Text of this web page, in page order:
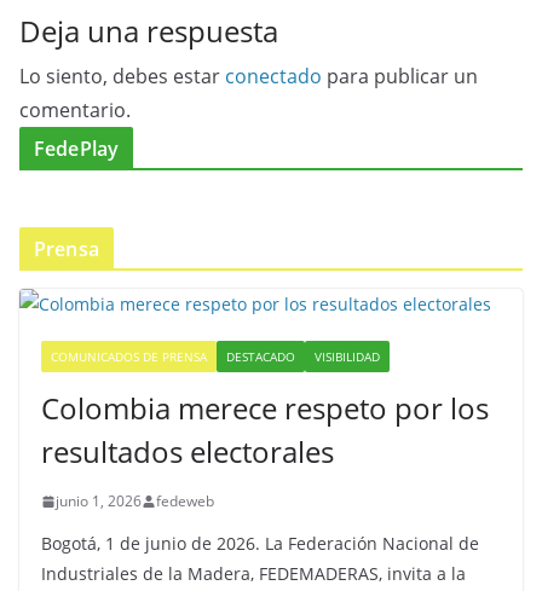
Deja una respuesta
Lo siento, debes estar conectado para publicar un
comentario.
FedePlay
Prensa
COMUNICADOS DE PRENSA DESTACADO VISIBILIDAD
Colombia merece respeto por los
resultados electorales
junio 1, 2026 fedeweb
Bogotá, 1 de junio de 2026. La Federación Nacional de
Industriales de la Madera, FEDEMADERAS, invita a la